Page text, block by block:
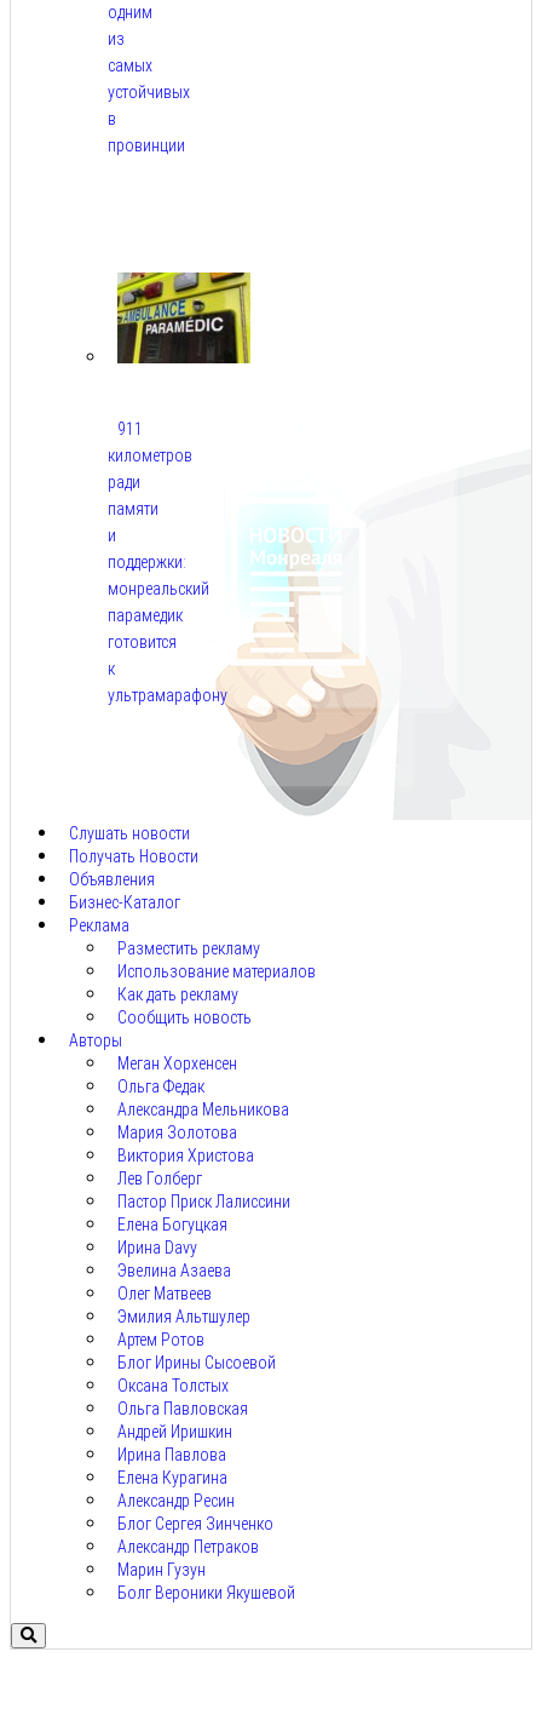
одним
из
самых
устойчивых
в
провинции
911
километров
ради
памяти
и
поддержки:
монреальский
парамедик
готовится
к
ультрамарафону
Слушать новости
Получать Новости
Объявления
Бизнес-Каталог
Реклама
Разместить рекламу
Использование материалов
Как дать рекламу
Сообщить новость
Авторы
Меган Хорхенсен
Ольга Федак
Александра Мельникова
Мария Золотова
Виктория Христова
Лев Голберг
Пастор Приск Лалиссини
Елена Богуцкая
Ирина Davy
Эвелина Азаева
Олег Матвеев
Эмилия Альтшулер
Артем Ротов
Блог Ирины Сысоевой
Оксана Толстых
Ольга Павловская
Андрей Иришкин
Ирина Павлова
Елена Курагина
Александр Ресин
Блог Сергея Зинченко
Александр Петраков
Марин Гузун
Болг Вероники Якушевой